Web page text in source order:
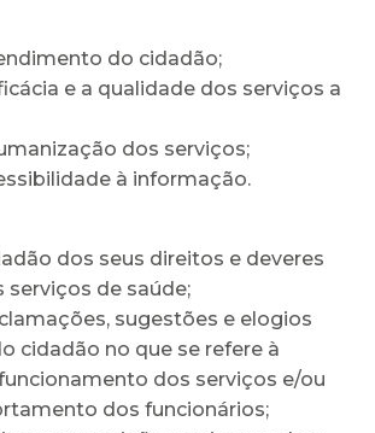
do cidadão;
e a qualidade dos serviços a
dos serviços;
à informação.
dos seus direitos e deveres
serviços de saúde;
sugestões e elogios
cidadão no que se refere à
dos serviços e/ou
dos funcionários;